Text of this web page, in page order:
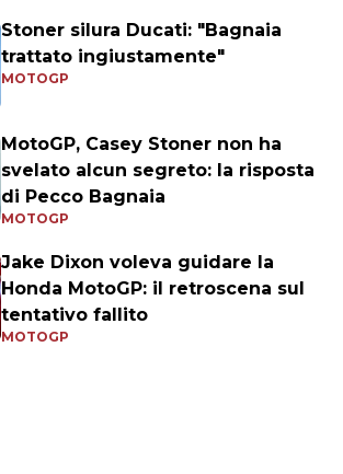
Stoner silura Ducati: "Bagnaia
trattato ingiustamente"
MOTOGP
MotoGP, Casey Stoner non ha
svelato alcun segreto: la risposta
di Pecco Bagnaia
MOTOGP
Jake Dixon voleva guidare la
Honda MotoGP: il retroscena sul
tentativo fallito
MOTOGP